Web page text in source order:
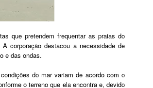
que pretendem frequentar as praias do
corporação destacou a necessidade de
e das ondas.
do mar variam de acordo com o
o terreno que ela encontra e, devido